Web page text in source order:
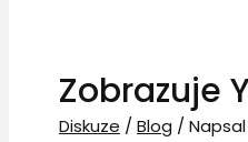
Zobrazuje
Diskuze / Blog / Napsal